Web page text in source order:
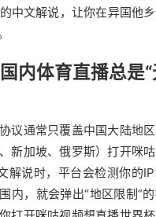
中文解说，让你在异国他
内体育直播总是
议通常只覆盖中国大陆地
新加坡、俄罗斯）打开咪
解说时，平台会检测你的
内，就会弹出“地区限制”